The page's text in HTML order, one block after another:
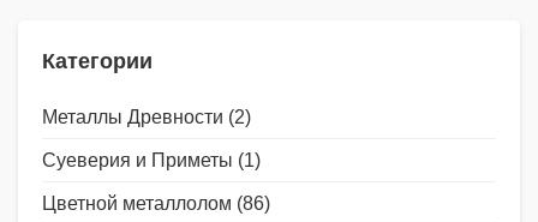
Категории
Металлы Древности (2)
Суеверия и Приметы (1)
Цветной металлолом (86)